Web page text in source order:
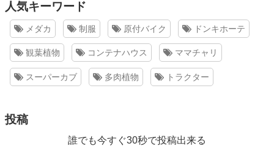
人気キーワード
メダカ 制服 原付バイク ドンキホーテ
観葉植物 コンテナハウス ママチャリ
スーパーカブ 多肉植物 トラクター
投稿
誰でも今すぐ30秒で投稿出来る